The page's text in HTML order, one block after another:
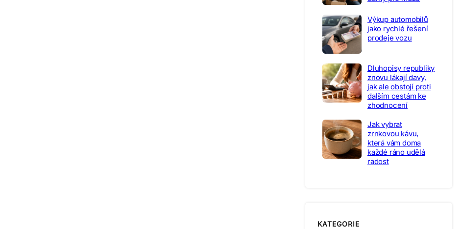
Výkup automobilů
jako rychlé řešení
prodeje vozu
Dluhopisy republiky
znovu lákají davy,
jak ale obstojí proti
dalším cestám ke
zhodnocení
Jak vybrat
zrnkovou kávu,
která vám doma
každé ráno udělá
radost
KATEGORIE